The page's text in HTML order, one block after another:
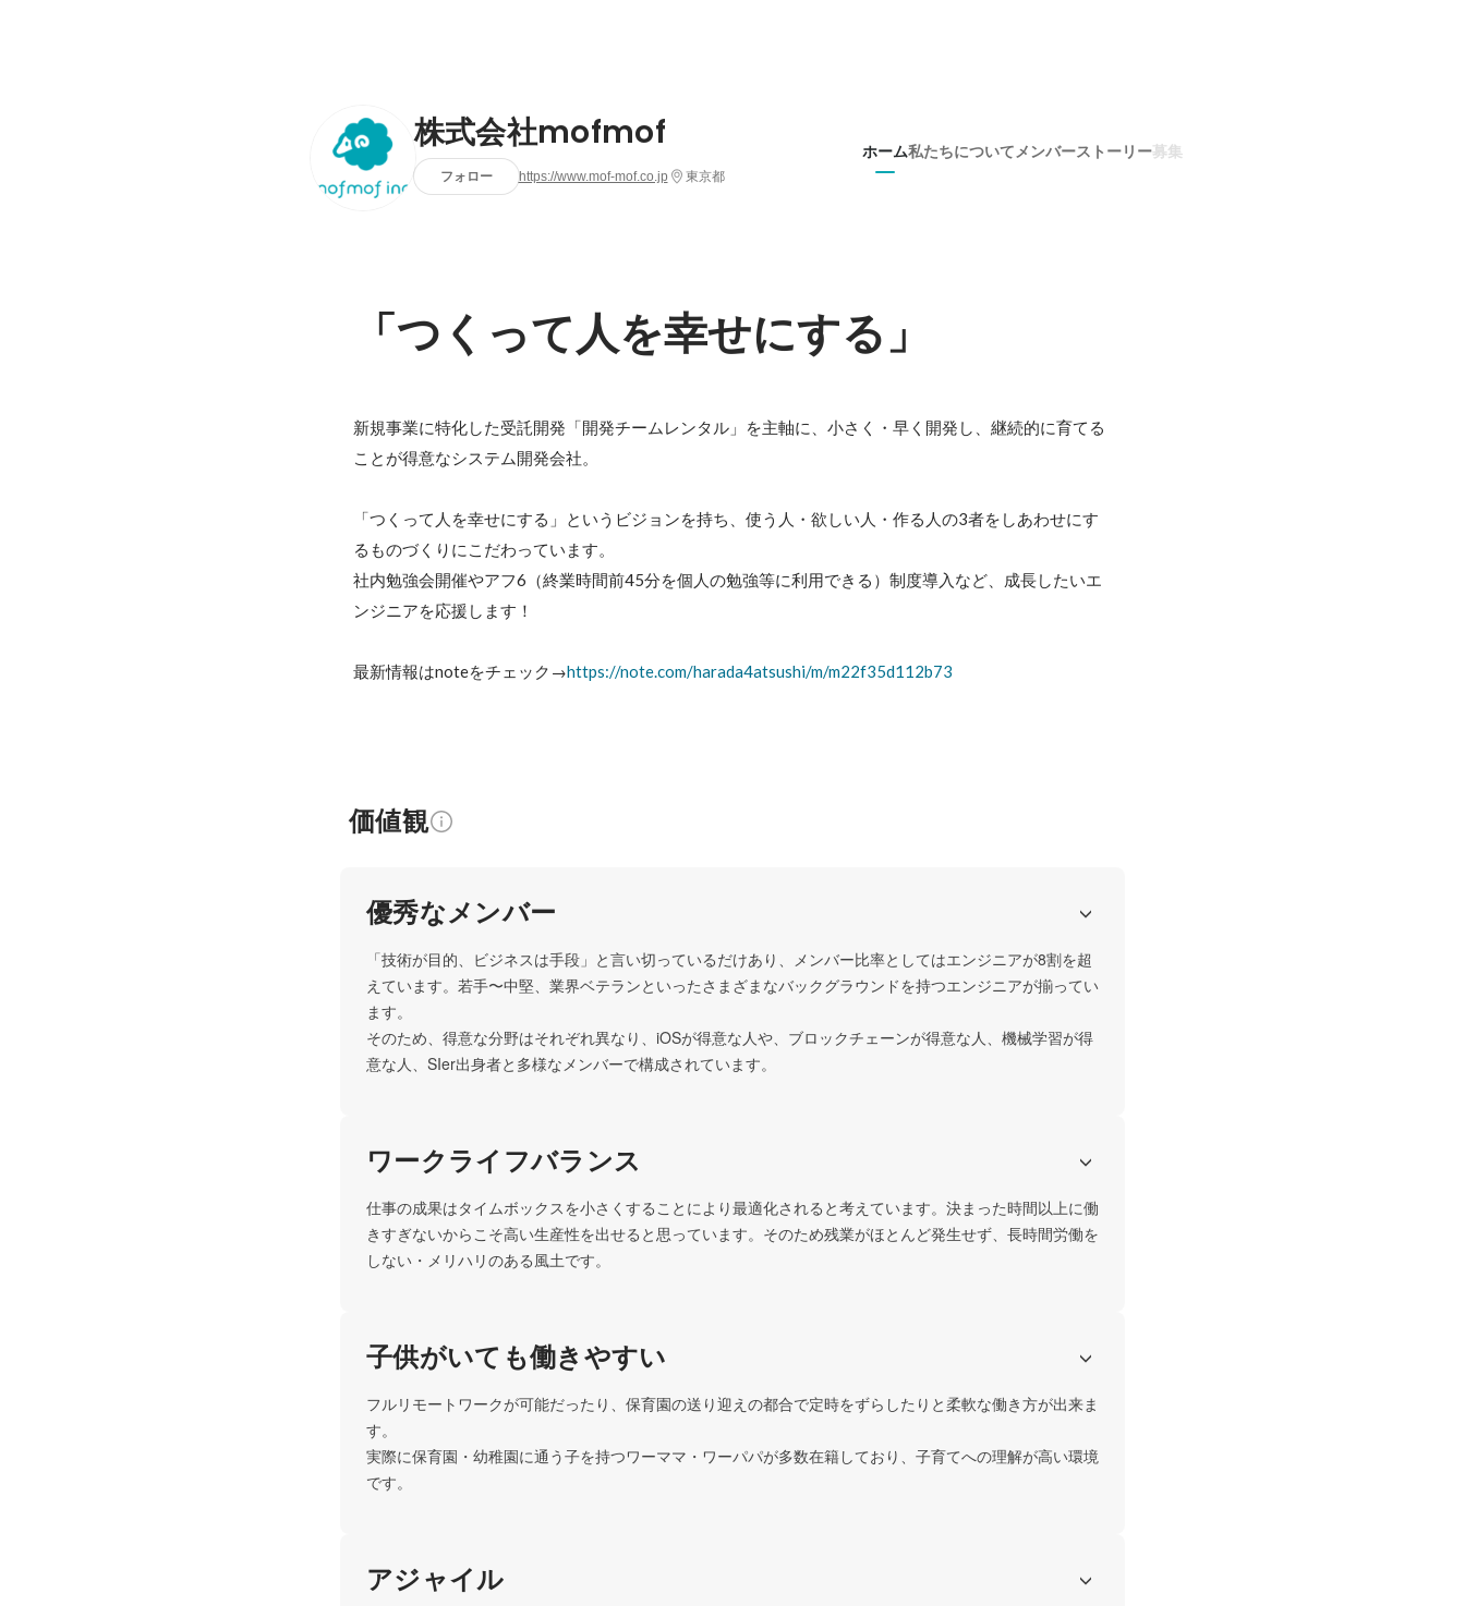
株式会社mofmof
フォロー https://www.mof-mof.co.jp 東京都
ホーム私たちについて メンバーストーリー募集
「つくって人を幸せにする」
新規事業に特化した受託開発「開発チームレンタル」を主軸に、小さく・早く開発し、継続的に育てる
ことが得意なシステム開発会社。
「つくって人を幸せにする」というビジョンを持ち、使う人・欲しい人・作る人の3者をしあわせにす
るものづくりにこだわっています。
社内勉強会開催やアフ6（終業時間前45分を個人の勉強等に利用できる）制度導入など、成長したいエ
ンジニアを応援します！
最新情報はnoteをチェック→https://note.com/harada4atsushi/m/m22f35d112b73
価値観
優秀なメンバー
「技術が目的、ビジネスは手段」と言い切っているだけあり、メンバー比率としてはエンジニアが8割を超
えています。若手〜中堅、業界ベテランといったさまざまなバックグラウンドを持つエンジニアが揃ってい
ます。
そのため、得意な分野はそれぞれ異なり、iOSが得意な人や、ブロックチェーンが得意な人、機械学習が得
意な人、SIer出身者と多様なメンバーで構成されています。
ワークライフバランス
仕事の成果はタイムボックスを小さくすることにより最適化されると考えています。決まった時間以上に働
きすぎないからこそ高い生産性を出せると思っています。そのため残業がほとんど発生せず、長時間労働を
しない・メリハリのある風土です。
子供がいても働きやすい
フルリモートワークが可能だったり、保育園の送り迎えの都合で定時をずらしたりと柔軟な働き方が出来ま
す。
実際に保育園・幼稚園に通う子を持つワーママ・ワーパパが多数在籍しており、子育てへの理解が高い環境
です。
アジャイル